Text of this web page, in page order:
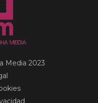
Media 2023